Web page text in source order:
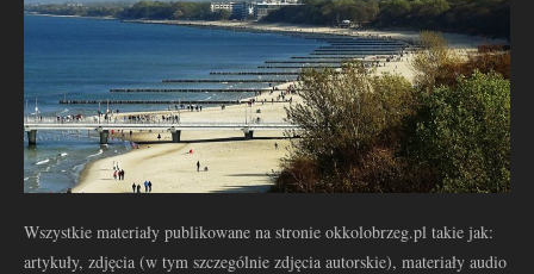
Wszystkie materiały publikowane na stronie okkolobrzeg.pl takie jak:
artykuły, zdjęcia (w tym szczególnie zdjęcia autorskie), materiały audio